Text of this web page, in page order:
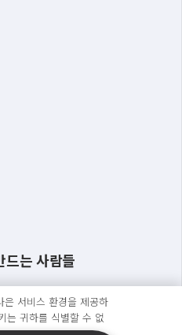
드는 사람들
습니다.
은 서비스 환경을 제공하
는 귀하를 식별할 수 없